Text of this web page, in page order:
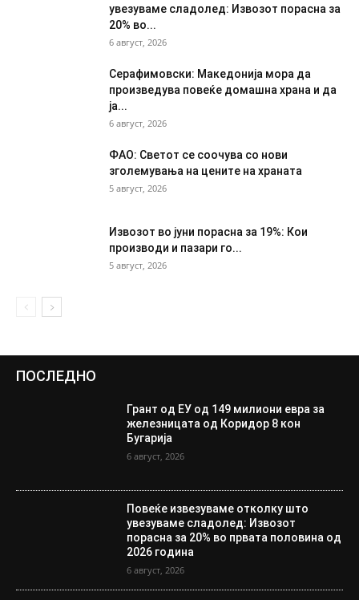
увезуваме сладолед: Извозот порасна за
20% во...
6 август, 2026
Серафимовски: Македонија мора да
произведува повеќе домашна храна и да
ја...
6 август, 2026
ФАО: Светот се соочува со нови
зголемувања на цените на храната
5 август, 2026
Извозот во јуни порасна за 19%: Кои
производи и пазари го...
5 август, 2026
ПОСЛЕДНО
Грант од ЕУ од 149 милиони евра за
железницата од Коридор 8 кон
Бугарија
6 август, 2026
Повеќе извезуваме отколку што
увезуваме сладолед: Извозот
порасна за 20% во првата половина од
2026 година
6 август, 2026